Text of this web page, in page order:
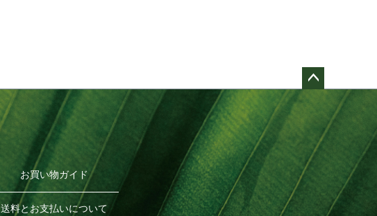
ペー
お買い物ガイド
送料とお支払いについて